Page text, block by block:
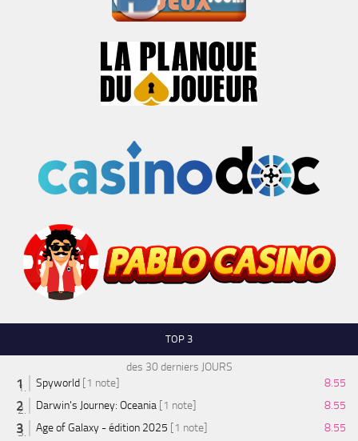
TOP 3
des 30 derniers JOURS
Spyworld [1 note]
8.55
Darwin's Journey: Oceania [1 note]
8.55
Age of Galaxy - édition 2025 [1 note] 8.55